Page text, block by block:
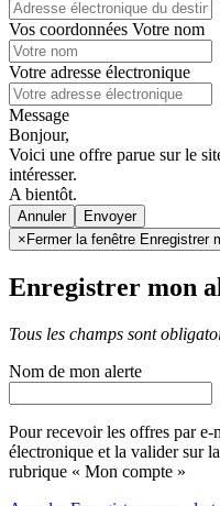
Vos coordonnées Votre nom
Votre adresse électronique
Message
Bonjour,
Voici une offre parue sur le
intéresser.
A bientôt.
Annuler
× Fermer la fenêtre Enregistrer
Enregistrer mon
Tous les champs sont
Nom de mon alerte
Pour recevoir les offres par e-
électronique et la valider sur
rubrique « Mon compte »